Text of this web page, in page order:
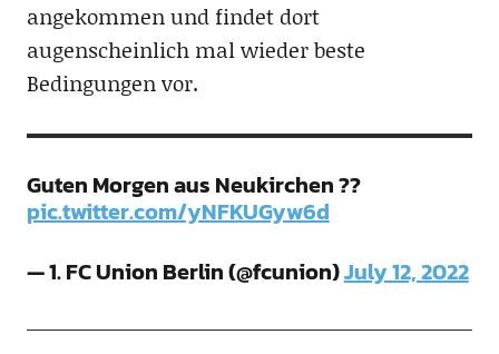
angekommen und findet dort
augenscheinlich mal wieder beste
Bedingungen vor.
Guten Morgen aus Neukirchen ??
pic.twitter.com/yNFKUGyw6d
— 1. FC Union Berlin (@fcunion)July 12, 2022